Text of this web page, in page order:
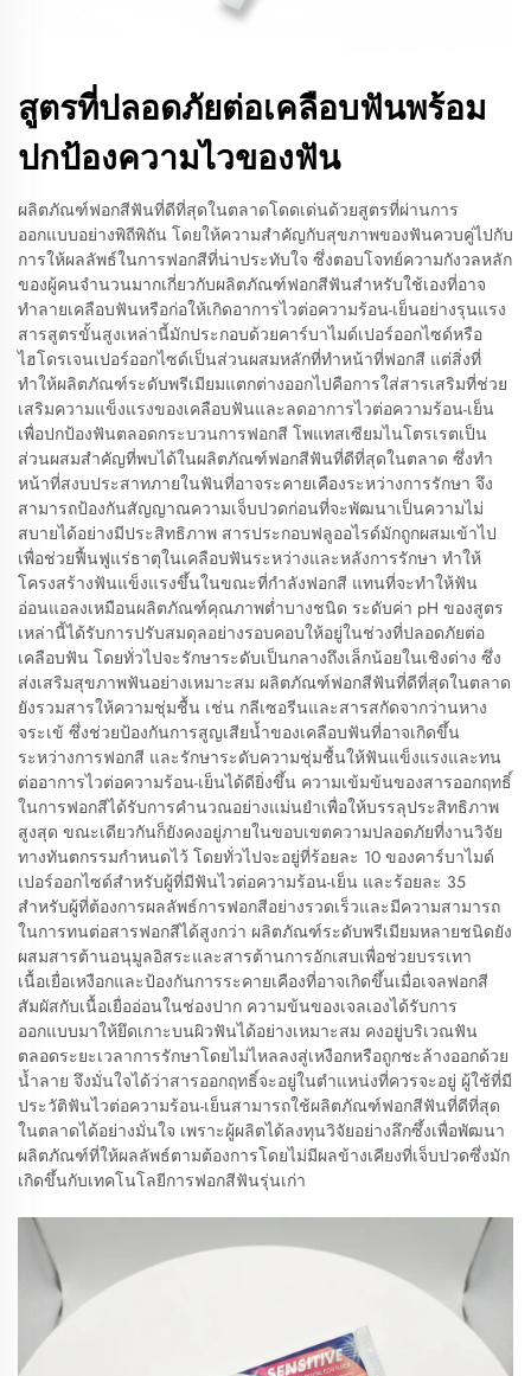
สูตรที่ปลอดภัยต่อเคลือบฟันพร้อม
ปกป้องความไวของฟัน
ผลิตภัณฑ์ฟอกสีฟันที่ดีที่สุดในตลาดโดดเด่นด้วยสูตรที่ผ่านการ
ออกแบบอย่างพิถีพิถัน โดยให้ความสำคัญกับสุขภาพของฟันควบคู่ไปกับ
การให้ผลลัพธ์ในการฟอกสีที่น่าประทับใจ ซึ่งตอบโจทย์ความกังวลหลัก
ของผู้คนจำนวนมากเกี่ยวกับผลิตภัณฑ์ฟอกสีฟันสำหรับใช้เองที่อาจ
ทำลายเคลือบฟันหรือก่อให้เกิดอาการไวต่อความร้อน-เย็นอย่างรุนแรง
สารสูตรขั้นสูงเหล่านี้มักประกอบด้วยคาร์บาไมด์เปอร์ออกไซด์หรือ
ไฮโดรเจนเปอร์ออกไซด์เป็นส่วนผสมหลักที่ทำหน้าที่ฟอกสี แต่สิ่งที่
ทำให้ผลิตภัณฑ์ระดับพรีเมียมแตกต่างออกไปคือการใส่สารเสริมที่ช่วย
เสริมความแข็งแรงของเคลือบฟันและลดอาการไวต่อความร้อน-เย็น
เพื่อปกป้องฟันตลอดกระบวนการฟอกสี โพแทสเซียมไนโตรเรตเป็น
ส่วนผสมสำคัญที่พบได้ในผลิตภัณฑ์ฟอกสีฟันที่ดีที่สุดในตลาด ซึ่งทำ
หน้าที่สงบประสาทภายในฟันที่อาจระคายเคืองระหว่างการรักษา จึง
สามารถป้องกันสัญญาณความเจ็บปวดก่อนที่จะพัฒนาเป็นความไม่
สบายได้อย่างมีประสิทธิภาพ สารประกอบฟลูออไรด์มักถูกผสมเข้าไป
เพื่อช่วยฟื้นฟูแร่ธาตุในเคลือบฟันระหว่างและหลังการรักษา ทำให้
โครงสร้างฟันแข็งแรงขึ้นในขณะที่กำลังฟอกสี แทนที่จะทำให้ฟัน
อ่อนแอลงเหมือนผลิตภัณฑ์คุณภาพต่ำบางชนิด ระดับค่า pH ของสูตร
เหล่านี้ได้รับการปรับสมดุลอย่างรอบคอบให้อยู่ในช่วงที่ปลอดภัยต่อ
เคลือบฟัน โดยทั่วไปจะรักษาระดับเป็นกลางถึงเล็กน้อยในเชิงด่าง ซึ่ง
ส่งเสริมสุขภาพฟันอย่างเหมาะสม ผลิตภัณฑ์ฟอกสีฟันที่ดีที่สุดในตลาด
ยังรวมสารให้ความชุ่มชื้น เช่น กลีเซอรีนและสารสกัดจากว่านหาง
จระเข้ ซึ่งช่วยป้องกันการสูญเสียน้ำของเคลือบฟันที่อาจเกิดขึ้น
ระหว่างการฟอกสี และรักษาระดับความชุ่มชื้นให้ฟันแข็งแรงและทน
ต่ออาการไวต่อความร้อน-เย็นได้ดียิ่งขึ้น ความเข้มข้นของสารออกฤทธิ์
ในการฟอกสีได้รับการคำนวณอย่างแม่นยำเพื่อให้บรรลุประสิทธิภาพ
สูงสุด ขณะเดียวกันก็ยังคงอยู่ภายในขอบเขตความปลอดภัยที่งานวิจัย
ทางทันตกรรมกำหนดไว้ โดยทั่วไปจะอยู่ที่ร้อยละ 10 ของคาร์บาไมด์
เปอร์ออกไซด์สำหรับผู้ที่มีฟันไวต่อความร้อน-เย็น และร้อยละ 35
สำหรับผู้ที่ต้องการผลลัพธ์การฟอกสีอย่างรวดเร็วและมีความสามารถ
ในการทนต่อสารฟอกสีได้สูงกว่า ผลิตภัณฑ์ระดับพรีเมียมหลายชนิดยัง
ผสมสารต้านอนุมูลอิสระและสารต้านการอักเสบเพื่อช่วยบรรเทา
เนื้อเยื่อเหงือกและป้องกันการระคายเคืองที่อาจเกิดขึ้นเมื่อเจลฟอกสี
สัมผัสกับเนื้อเยื่ออ่อนในช่องปาก ความข้นของเจลเองได้รับการ
ออกแบบมาให้ยึดเกาะบนผิวฟันได้อย่างเหมาะสม คงอยู่บริเวณฟัน
ตลอดระยะเวลาการรักษาโดยไม่ไหลลงสู่เหงือกหรือถูกชะล้างออกด้วย
น้ำลาย จึงมั่นใจได้ว่าสารออกฤทธิ์จะอยู่ในตำแหน่งที่ควรจะอยู่ ผู้ใช้ที่มี
ประวัติฟันไวต่อความร้อน-เย็นสามารถใช้ผลิตภัณฑ์ฟอกสีฟันที่ดีที่สุด
ในตลาดได้อย่างมั่นใจ เพราะผู้ผลิตได้ลงทุนวิจัยอย่างลึกซึ้งเพื่อพัฒนา
ผลิตภัณฑ์ที่ให้ผลลัพธ์ตามต้องการโดยไม่มีผลข้างเคียงที่เจ็บปวดซึ่งมัก
เกิดขึ้นกับเทคโนโลยีการฟอกสีฟันรุ่นเก่า